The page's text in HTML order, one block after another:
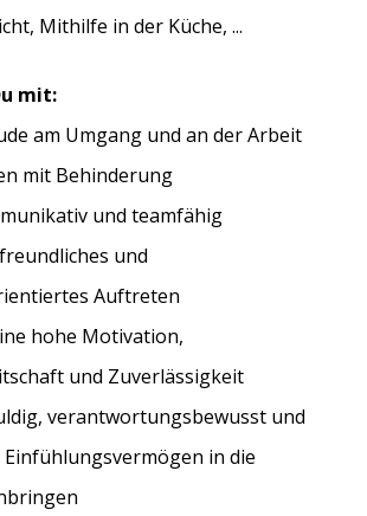
Mithilfe in der Küche, ...
mit:
am Umgang und an der Arbeit
mit Behinderung
und teamfähig
und
Auftreten
hohe Motivation,
und Zuverlässigkeit
verantwortungsbewusst und
in die